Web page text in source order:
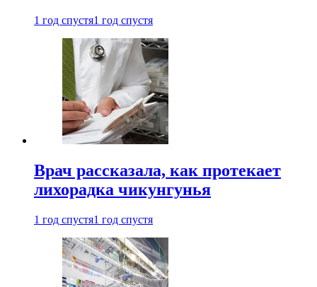
1 год спустя1 год спустя
Врач рассказала, как протекает
лихорадка чикунгунья
1 год спустя1 год спустя